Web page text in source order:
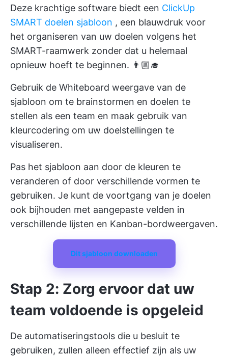
Deze krachtige software biedt een ClickUp
SMART doelen sjabloon , een blauwdruk voor
het organiseren van uw doelen volgens het
SMART-raamwerk zonder dat u helemaal
opnieuw hoeft te beginnen. 👨🏼‍🎓
Gebruik de Whiteboard weergave van de
sjabloon om te brainstormen en doelen te
stellen als een team en maak gebruik van
kleurcodering om uw doelstellingen te
visualiseren.
Pas het sjabloon aan door de kleuren te
veranderen of door verschillende vormen te
gebruiken. Je kunt de voortgang van je doelen
ook bijhouden met aangepaste velden in
verschillende lijsten en Kanban-bordweergaven.
Dit sjabloon downloaden
Stap 2: Zorg ervoor dat uw
team voldoende is opgeleid
De automatiseringstools die u besluit te
gebruiken, zullen alleen effectief zijn als uw